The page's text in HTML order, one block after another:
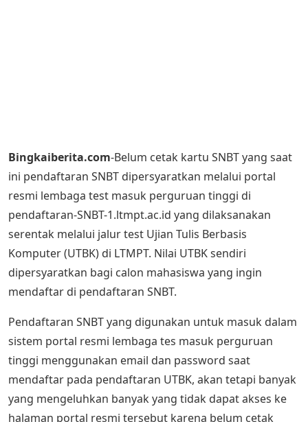
Bingkaiberita.com-Belum cetak kartu SNBT yang saat
ini pendaftaran SNBT dipersyaratkan melalui portal
resmi lembaga test masuk perguruan tinggi di
pendaftaran-SNBT-1.ltmpt.ac.id yang dilaksanakan
serentak melalui jalur test Ujian Tulis Berbasis
Komputer (UTBK) di LTMPT. Nilai UTBK sendiri
dipersyaratkan bagi calon mahasiswa yang ingin
mendaftar di pendaftaran SNBT.
Pendaftaran SNBT yang digunakan untuk masuk dalam
sistem portal resmi lembaga tes masuk perguruan
tinggi menggunakan email dan password saat
mendaftar pada pendaftaran UTBK, akan tetapi banyak
yang mengeluhkan banyak yang tidak dapat akses ke
halaman portal resmi tersebut karena belum cetak